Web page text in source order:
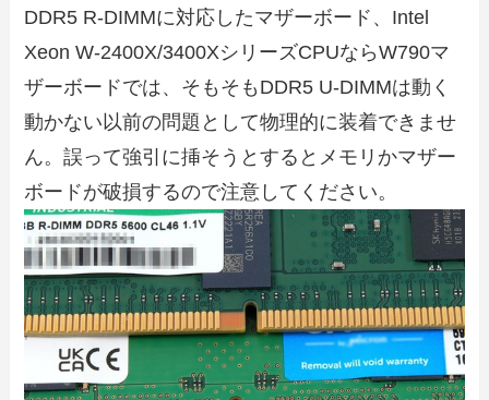
DDR5 R-DIMMに対応したマザーボード、Intel
Xeon W-2400X/3400XシリーズCPUならW790マ
ザーボードでは、そもそもDDR5 U-DIMMは動く
動かない以前の問題として物理的に装着できませ
ん。誤って強引に挿そうとするとメモリかマザー
ボードが破損するので注意してください。